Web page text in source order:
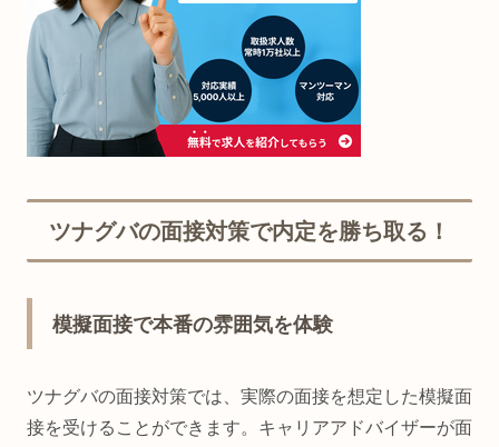
ツナグバの面接対策で内定を勝ち取る！
模擬面接で本番の雰囲気を体験
ツナグバの面接対策では、実際の面接を想定した模擬面
接を受けることができます。キャリアアドバイザーが面